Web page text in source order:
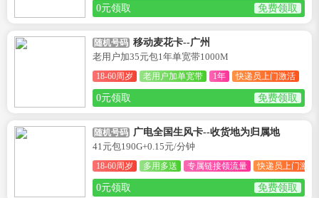
0元领取 免费领取
随机号码 移动麦花卡--广州
老用户加35元包1年单宽带1000M
18-60周岁 老用户加单宽带 1年 快递员上门激活
0元领取 免费领取
随机号码 广电全国生风卡--收货地为归属地
41元包190G+0.15元/分钟
18-60周岁 多用多送 专属链接领流量 快递员上门激活
0元领取 免费领取